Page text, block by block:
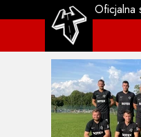
Oficjalna